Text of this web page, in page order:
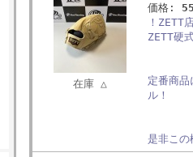
在庫 △
価格:
！ZETT
ZETT硬
定番商
ル！
是非こ